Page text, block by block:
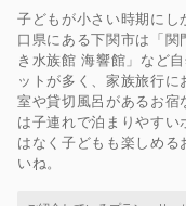
子どもが小さい時期にし
口県にある下関市は「
き水族館 海響館」など
ットが多く、家族旅行
室や貸切風呂があるお宿
は子連れで泊まりやす
はなく子どもも楽しめる
いね。